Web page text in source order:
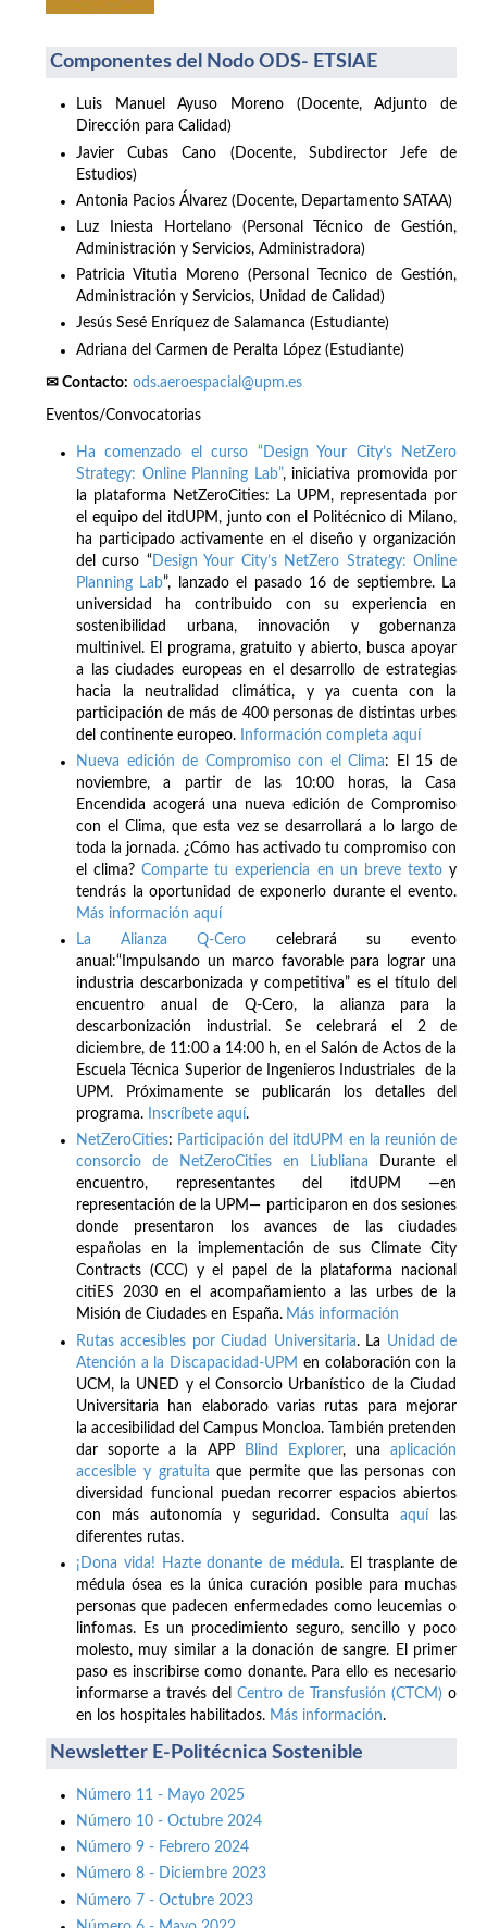
Componentes del Nodo ODS- ETSIAE
Luis Manuel Ayuso Moreno (Docente, Adjunto de
Dirección para Calidad)
Javier Cubas Cano (Docente, Subdirector Jefe de
Estudios)
Antonia Pacios Álvarez (Docente, Departamento SATAA)
Luz Iniesta Hortelano (Personal Técnico de Gestión,
Administración y Servicios, Administradora)
Patricia Vitutia Moreno (Personal Tecnico de Gestión,
Administración y Servicios, Unidad de Calidad)
Jesús Sesé Enríquez de Salamanca (Estudiante)
Adriana del Carmen de Peralta López (Estudiante)
✉ Contacto: ods.aeroespacial@upm.es
Eventos/Convocatorias
Ha comenzado el curso “Design Your City’s NetZero
Strategy: Online Planning Lab”, iniciativa promovida por
la plataforma NetZeroCities: La UPM, representada por
el equipo del itdUPM, junto con el Politécnico di Milano,
ha participado activamente en el diseño y organización
del curso “Design Your City’s NetZero Strategy: Online
Planning Lab”, lanzado el pasado 16 de septiembre. La
universidad ha contribuido con su experiencia en
sostenibilidad urbana, innovación y gobernanza
multinivel. El programa, gratuito y abierto, busca apoyar
a las ciudades europeas en el desarrollo de estrategias
hacia la neutralidad climática, y ya cuenta con la
participación de más de 400 personas de distintas urbes
del continente europeo.
Información completa aquí
Nueva edición de Compromiso con el Clima: El 15 de
noviembre, a partir de las 10:00 horas, la Casa
Encendida acogerá una nueva edición de Compromiso
con el Clima, que esta vez se desarrollará a lo largo de
toda la jornada. ¿Cómo has activado tu compromiso con
el clima?Comparte tu experiencia en un breve textoy
tendrás la oportunidad de exponerlo durante el evento.
Más información aquí
La Alianza Q-Cero celebrará su evento
anual:“Impulsando un marco favorable para lograr una
industria descarbonizada y competitiva” es el título del
encuentro anual de Q-Cero, la alianza para la
descarbonización industrial. Se celebrará el 2 de
diciembre, de 11:00 a 14:00 h, en el Salón de Actos de la
Escuela Técnica Superior de Ingenieros Industriales de la
UPM. Próximamente se publicarán los detalles del
programa.
Inscríbete aquí.
NetZeroCities: Participación del itdUPM en la reunión de
consorcio de NetZeroCities en Liubliana Durante el
encuentro, representantes del itdUPM —en
representación de la UPM— participaron en dos sesiones
donde presentaron los avances de las ciudades
españolas en la implementación de sus Climate City
Contracts (CCC) y el papel de la plataforma nacional
citiES 2030 en el acompañamiento a las urbes de la
Misión de Ciudades en España. Más información
Rutas accesibles por Ciudad Universitaria. La Unidad de
Atención a la Discapacidad-UPM en colaboración con la
UCM, la UNED y el Consorcio Urbanístico de la Ciudad
Universitaria han elaborado varias rutas para mejorar
la accesibilidad del Campus Moncloa. También pretenden
dar soporte a la APP
Blind Explorer, una aplicación
accesible y gratuita que permite que las personas con
diversidad funcional puedan recorrer espacios abiertos
con más autonomía y seguridad. Consulta aquílas
diferentes rutas.
¡Dona vida! Hazte donante de médula. El trasplante de
médula ósea es la única curación posible para muchas
personas que padecen enfermedades como leucemias o
linfomas. Es un procedimiento seguro, sencillo y poco
molesto, muy similar a la donación de sangre. El primer
paso es inscribirse como donante. Para ello es necesario
informarse a través del Centro de Transfusión (CTCM) o
en los hospitales habilitados. Más información.
Newsletter E-Politécnica Sostenible
Número 11 - Mayo 2025
Número 10 - Octubre 2024
Número 9 - Febrero 2024
Número 8 - Diciembre 2023
Número 7 - Octubre 2023